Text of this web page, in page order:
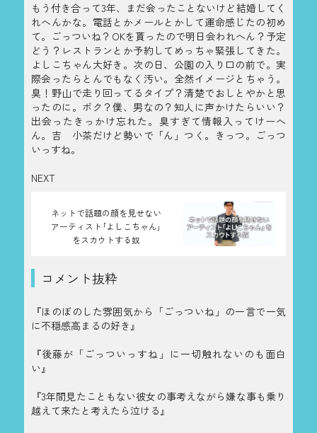
もう付き合って3年、まだ会ったことないけど結婚してく
れへんかな。電話とかメールとかして運命感じたの初め
て。ごっついね？OKを貰ったので明日会われへん？予定
どう？レストランとか予約してめっちゃ緊張してきた。
よしこちゃん大好き。次の日、公園の入り口の前で。実
際会ったらとんでもなく汚い。全然イメージとちゃう。
臭！野山で走り回ってるタイプ？清楚でおしとやかと思
ったのに。ボク？僕、男なの？知人に声かけたらいい？
出会ったきっかけ忘れた。臭すぎて情報入ってけーへ
ん。吉 小茶だけど勢いで「ん」つく。きっつ。ごっつ
いっすね。
NEXT
ネットで話題の顔を見せない
アーティスト｢よしこちゃん｣
をスカウトする奴
コメント抜粋
『ほのぼのした雰囲気から「ごっついね」の一言で一気
に不穏感高まるの好き』
『後藤が「ごっついっすね」に一切触れないのも面白
い』
『3年間見たこともない彼女の事考えながら嫌な事も乗り
越えて来たと考えたら泣ける』